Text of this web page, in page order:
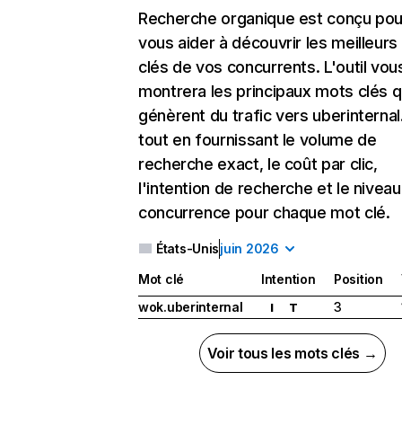
Recherche organique est conçu
vous aider à découvrir les
clés de vos concurrents. L'outil
montrera les principaux mots clés
génèrent du trafic vers
tout en fournissant le volume de
recherche exact, le coût par clic,
l'intention de recherche et le
concurrence pour chaque mot clé.
États-Unisjuin 2026
Mot clé Intention Position
wok.uberinternal
I T 3
Voir tous les mots clés →